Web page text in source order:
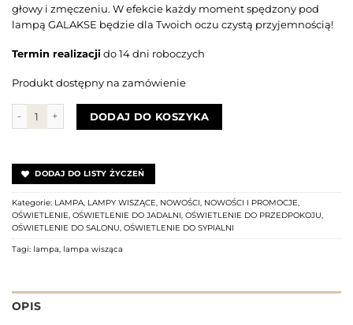
głowy i zmęczeniu. W efekcie każdy moment spędzony pod
lampą GALAKSE będzie dla Twoich oczu czystą przyjemnością!
Termin realizacjido 14 dni roboczych
Produkt dostępny na zamówienie
ilość Lampa wisząca GALAKSE 84 czarna
DODAJ DO KOSZYKA
DODAJ DO LISTY ŻYCZEŃ
Kategorie: LAMPA, LAMPY WISZĄCE, NOWOŚCI, NOWOŚCI I PROMOCJE,
OŚWIETLENIE, OŚWIETLENIE DO JADALNI, OŚWIETLENIE DO PRZEDPOKOJU,
OŚWIETLENIE DO SALONU, OŚWIETLENIE DO SYPIALNI
Tagi: lampa, lampa wisząca
OPIS